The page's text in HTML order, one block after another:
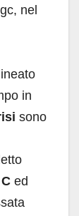
nel
in
sono
ed